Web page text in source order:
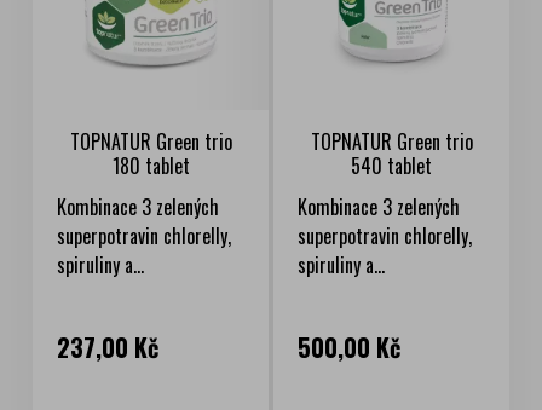
TOPNATUR Green trio
180 tablet
Kombinace 3 zelených
superpotravin chlorelly,
spiruliny a...
Cena
237,00 Kč
TOPNATUR Green trio
540 tablet
Kombinace 3 zelených
superpotravin chlorelly,
spiruliny a...
Cena
500,00 Kč